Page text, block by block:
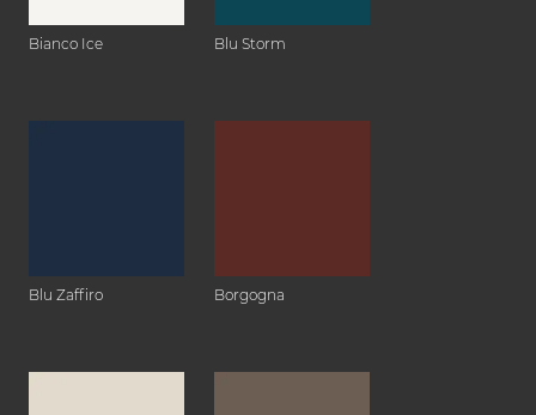
Bianco Ice Blu Storm
Blu Zaffiro Borgogna